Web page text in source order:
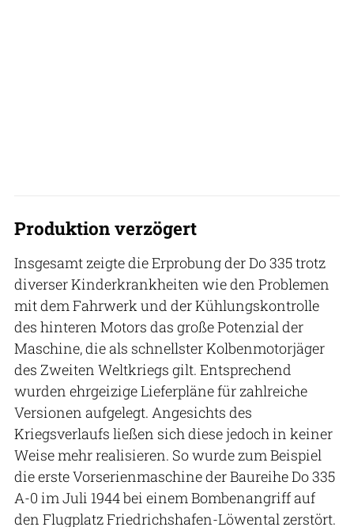
Produktion verzögert
Insgesamt zeigte die Erprobung der Do 335 trotz
diverser Kinderkrankheiten wie den Problemen
mit dem Fahrwerk und der Kühlungskontrolle
des hinteren Motors das große Potenzial der
Maschine, die als schnellster Kolbenmotorjäger
des Zweiten Weltkriegs gilt. Entsprechend
wurden ehrgeizige Lieferpläne für zahlreiche
Versionen aufgelegt. Angesichts des
Kriegsverlaufs ließen sich diese jedoch in keiner
Weise mehr realisieren. So wurde zum Beispiel
die erste Vorserienmaschine der Baureihe Do 335
A-0 im Juli 1944 bei einem Bombenangriff auf
den Flugplatz Friedrichshafen-Löwental zerstört.